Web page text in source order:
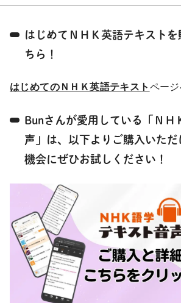
はじめてＮＨＫ英語テキストを
ちら！
はじめてのＮＨＫ英語テキスト ペー
Bunさんが愛用している「ＮＨ
声」は、以下よりご購入いた
機会にぜひお試しください！